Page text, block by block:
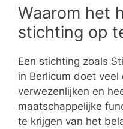
Waarom het
stichting op
Een stichting zoals
in Berlicum doet
verwezenlijken en
maatschappelijke
te krijgen van het